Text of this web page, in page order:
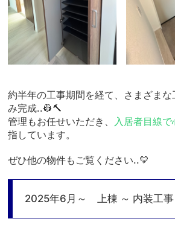
約半年の工事期間を経て、さまざま
み完成..👷🔨
管理もお任せいただき、 入居者目線
指しています。
ぜひ他の物件もご覧ください..💛
2025年6月～ 上棟 ～ 内装工事